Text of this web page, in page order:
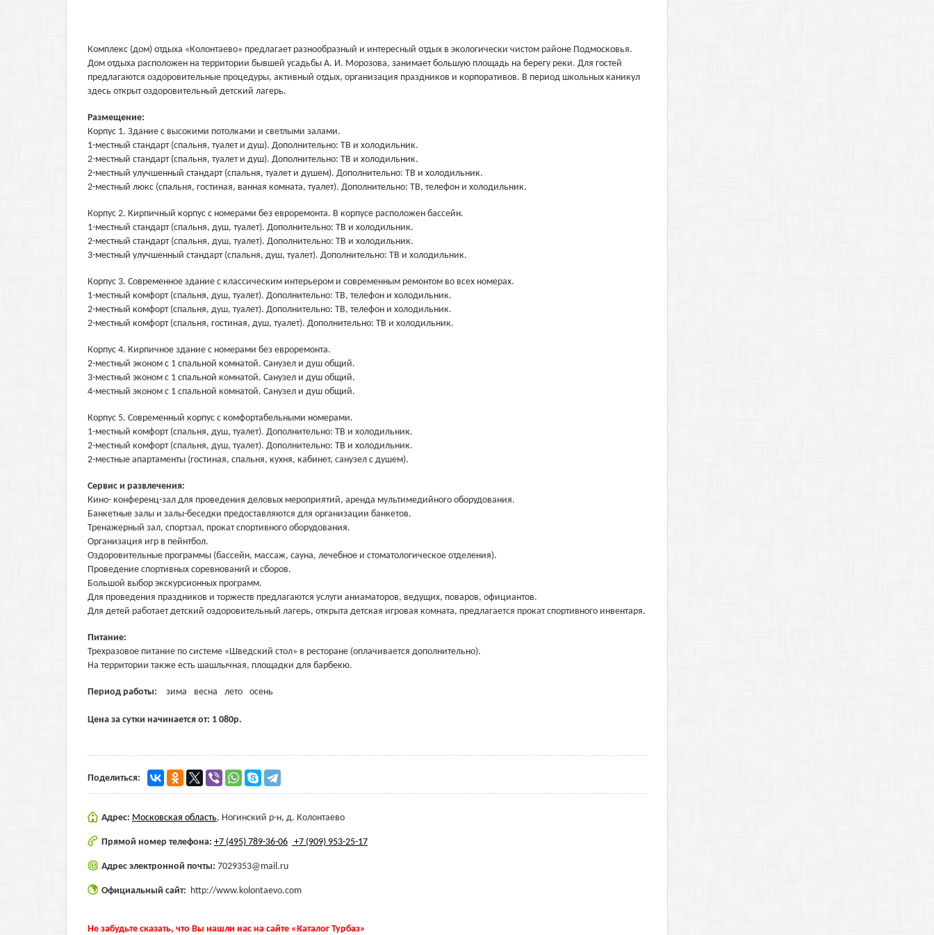
Комплекс (дом) отдыха «Колонтаево» предлагает разнообразный и интересный отдых в экологически чистом районе Подмосковья.
Дом отдыха расположен на территории бывшей усадьбы А. И. Морозова, занимает большую площадь на берегу реки. Для гостей
предлагаются оздоровительные процедуры, активный отдых, организация праздников и корпоративов. В период школьных каникул
здесь открыт оздоровительный детский лагерь.
Размещение:
Корпус 1. Здание с высокими потолками и светлыми залами.
1-местный стандарт (спальня, туалет и душ). Дополнительно: ТВ и холодильник.
2-местный стандарт (спальня, туалет и душ). Дополнительно: ТВ и холодильник.
2-местный улучшенный стандарт (спальня, туалет и душем). Дополнительно: ТВ и холодильник.
2-местный люкс (спальня, гостиная, ванная комната, туалет). Дополнительно: ТВ, телефон и холодильник.
Корпус 2. Кирпичный корпус с номерами без евроремонта. В корпусе расположен бассейн.
1-местный стандарт (спальня, душ, туалет). Дополнительно: ТВ и холодильник.
2-местный стандарт (спальня, душ, туалет). Дополнительно: ТВ и холодильник.
3-местный улучшенный стандарт (спальня, душ, туалет). Дополнительно: ТВ и холодильник.
Корпус 3. Современное здание с классическим интерьером и современным ремонтом во всех номерах.
1-местный комфорт (спальня, душ, туалет). Дополнительно: ТВ, телефон и холодильник.
2-местный комфорт (спальня, душ, туалет). Дополнительно: ТВ, телефон и холодильник.
2-местный комфорт (спальня, гостиная, душ, туалет). Дополнительно: ТВ и холодильник.
Корпус 4. Кирпичное здание с номерами без евроремонта.
2-местный эконом с 1 спальной комнатой. Санузел и душ общий.
3-местный эконом с 1 спальной комнатой. Санузел и душ общий.
4-местный эконом с 1 спальной комнатой. Санузел и душ общий.
Корпус 5. Современный корпус с комфортабельными номерами.
1-местный комфорт (спальня, душ, туалет). Дополнительно: ТВ и холодильник.
2-местный комфорт (спальня, душ, туалет). Дополнительно: ТВ и холодильник.
2-местные апартаменты (гостиная, спальня, кухня, кабинет, санузел с душем).
Сервис и развлечения:
Кино- конференц-зал для проведения деловых мероприятий, аренда мультимедийного оборудования.
Банкетные залы и залы-беседки предоставляются для организации банкетов.
Тренажерный зал, спортзал, прокат спортивного оборудования.
Организация игр в пейнтбол.
Оздоровительные программы (бассейн, массаж, сауна, лечебное и стоматологическое отделения).
Проведение спортивных соревнований и сборов.
Большой выбор экскурсионных программ.
Для проведения праздников и торжеств предлагаются услуги аниаматоров, ведущих, поваров, официантов.
Для детей работает детский оздоровительный лагерь, открыта детская игровая комната, предлагается прокат спортивного инвентаря.
Питание:
Трехразовое питание по системе «Шведский стол» в ресторане (оплачивается дополнительно).
На территории также есть шашлычная, площадки для барбекю.
Период работы: зима весна лето осень
Цена за сутки начинается от: 1 080р.
Поделиться:
Адрес: Московская область, Ногинский р-н, д. Колонтаево
Прямой номер телефона: +7 (495) 789-36-06 +7 (909) 953-25-17
Адрес электронной почты: 7029353@mail.ru
Официальный сайт: http://www.kolontaevo.com
Не забудьте сказать, что Вы нашли нас на сайте «Каталог Турбаз»